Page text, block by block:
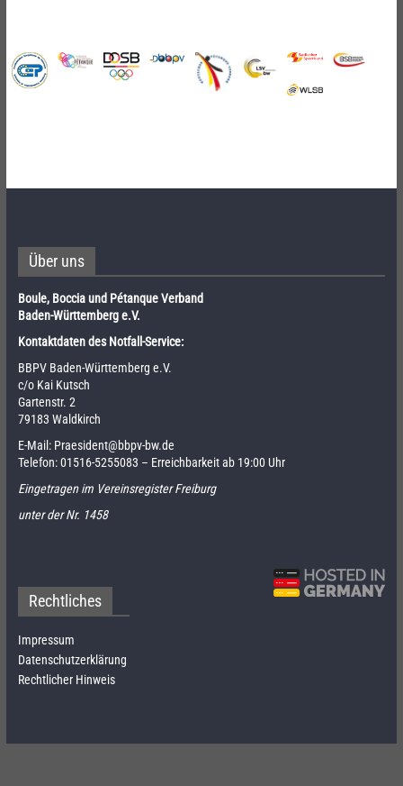
Über uns
Boule, Boccia und Pétanque Verband
Baden-Württemberg e.V.
Kontaktdaten des Notfall-Service:
BBPV Baden-Württemberg e.V.
c/o Kai Kutsch
Gartenstr. 2
79183 Waldkirch
E-Mail: Praesident@bbpv-bw.de
Telefon:01516-5255083 – Erreichbarkeit ab 19:00 Uhr
Eingetragen im Vereinsregister Freiburg
unter der Nr. 1458
Rechtliches
Impressum
Datenschutzerklärung
Rechtlicher Hinweis